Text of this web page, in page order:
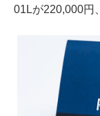
01Lが220,000円